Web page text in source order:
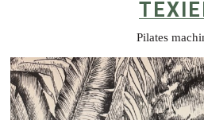
Pilates